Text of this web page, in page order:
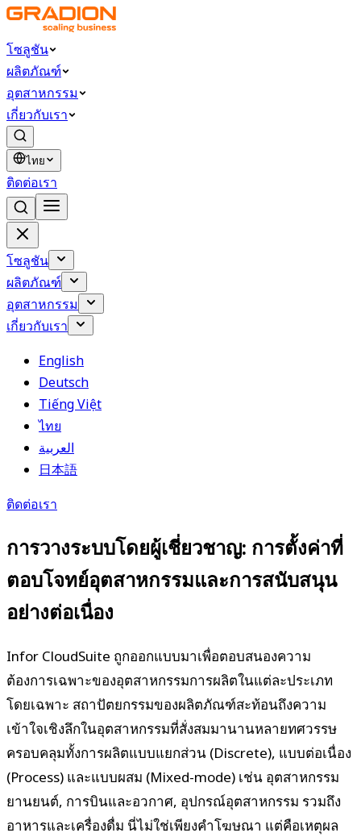
โซลูชัน
ผลิตภัณฑ์
อุตสาหกรรม
เกี่ยวกับเรา
ไทย
ติดต่อเรา
โซลูชัน
ผลิตภัณฑ์
อุตสาหกรรม
เกี่ยวกับเรา
English
Deutsch
Tiếng Việt
ไทย
العربية
日本語
ติดต่อเรา
การวางระบบโดยผู้เชี่ยวชาญ: การตั้งค่าที่
ตอบโจทย์อุตสาหกรรมและการสนับสนุน
อย่างต่อเนื่อง
Infor CloudSuite ถูกออกแบบมาเพื่อตอบสนองความ
ต้องการเฉพาะของอุตสาหกรรมการผลิตในแต่ละประเภท
โดยเฉพาะ สถาปัตยกรรมของผลิตภัณฑ์สะท้อนถึงความ
เข้าใจเชิงลึกในอุตสาหกรรมที่สั่งสมมานานหลายทศวรรษ
ครอบคลุมทั้งการผลิตแบบแยกส่วน (Discrete), แบบต่อเนื่อง
(Process) และแบบผสม (Mixed-mode) เช่น อุตสาหกรรม
ยานยนต์, การบินและอวกาศ, อุปกรณ์อุตสาหกรรม รวมถึง
อาหารและเครื่องดื่ม นี่ไม่ใช่เพียงคำโฆษณา แต่คือเหตุผล